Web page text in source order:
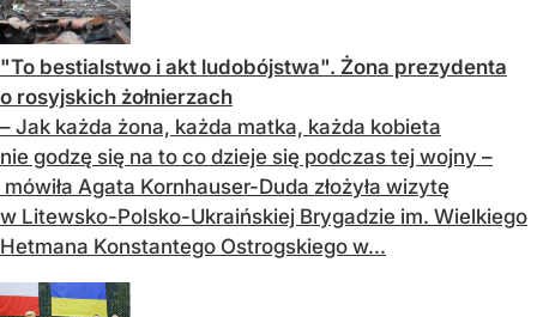
"To bestialstwo i akt ludobójstwa". Żona prezydenta
o rosyjskich żołnierzach
– Jak każda żona, każda matka, każda kobieta
nie godzę się na to co dzieje się podczas tej wojny –
mówiła Agata Kornhauser-Duda złożyła wizytę
w Litewsko-Polsko-Ukraińskiej Brygadzie im. Wielkiego
Hetmana Konstantego Ostrogskiego w...